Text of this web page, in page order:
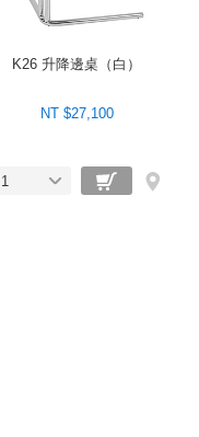
K26 升降邊桌（白）
NT $27,100
1